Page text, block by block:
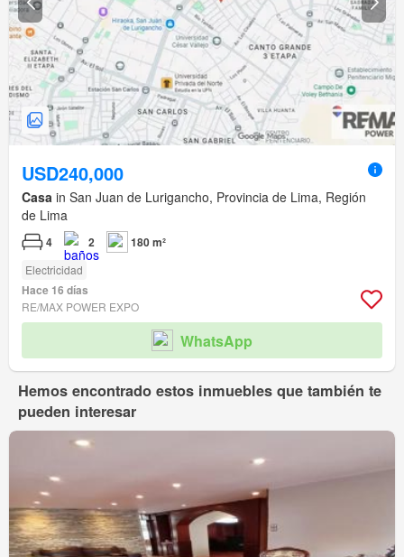
USD240,000
Casa in San Juan de Lurigancho, Provincia de Lima, Región
de Lima
4 2 180 m²
Electricidad
Hace 16 días
RE/MAX POWER EXPO
WhatsApp
Hemos encontrado estos inmuebles que también te
pueden interesar